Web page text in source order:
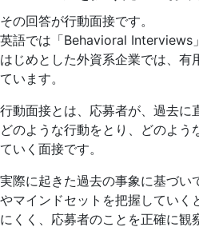
その回答が行動面接です。
英語では「Behavioral Interviews
はじめとした外資系企業では、有
ています。
行動面接とは、応募者が、過去に
どのような行動をとり、どのよう
ていく面接です。
実際に起きた過去の事象に基づい
やマインドセットを把握していく
にくく、応募者のことを正確に観